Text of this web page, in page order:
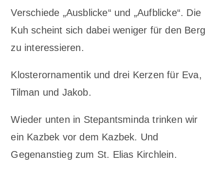
Verschiede „Ausblicke“ und „Aufblicke“. Die
Kuh scheint sich dabei weniger für den Berg
zu interessieren.
Klosterornamentik und drei Kerzen für Eva,
Tilman und Jakob.
Wieder unten in Stepantsminda trinken wir
ein Kazbek vor dem Kazbek. Und
Gegenanstieg zum St. Elias Kirchlein.